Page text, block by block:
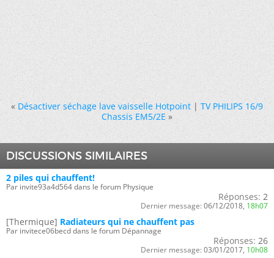
« Désactiver séchage lave vaisselle Hotpoint|TV PHILIPS 16/9
Chassis EM5/2E »
DISCUSSIONS SIMILAIRES
2 piles qui chauffent!
Par invite93a4d564 dans le forum Physique
Réponses: 2
Dernier message: 06/12/2018, 18h07
[Thermique] Radiateurs qui ne chauffent pas
Par invitece06becd dans le forum Dépannage
Réponses: 26
Dernier message: 03/01/2017, 10h08